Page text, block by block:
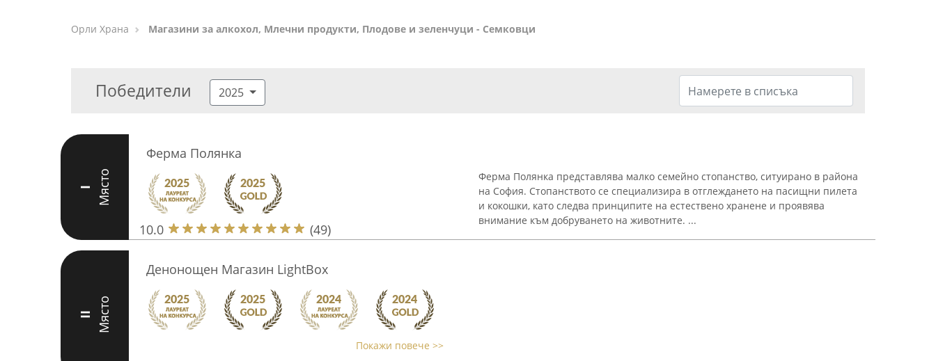
Орли Храна Магазини за алкохол, Млечни продукти, Плодове и зеленчуци - Семковци
Победители 2025
I Място
Ферма Полянка
10.0 (49)
Ферма Полянка представлява малко семейно стопанство, ситуирано в района
на София. Стопанството се специализира в отглеждането на пасищни пилета
и кокошки, като следва принципите на естествено хранене и проявява
внимание към добруването на животните. ...
II Място
Денонощен Магазин LightBox
Покажи повече >>